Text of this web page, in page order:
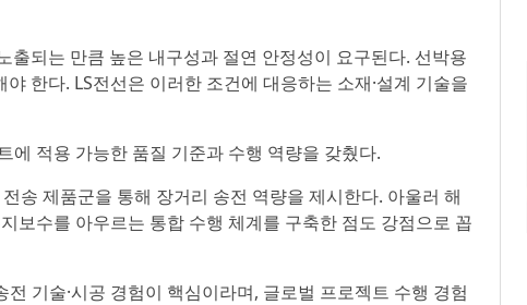
되는 만큼 높은 내구성과 절연 안정성이 요구된다. 선박용
한다. LS전선은 이러한 조건에 대응하는 소재·설계 기술을
에 적용 가능한 품질 기준과 수행 역량을 갖췄다.
송 제품군을 통해 장거리 송전 역량을 제시한다. 아울러 해
보수를 아우르는 통합 수행 체계를 구축한 점도 강점으로 꼽
기술·시공 경험이 핵심이라며, 글로벌 프로젝트 수행 경험